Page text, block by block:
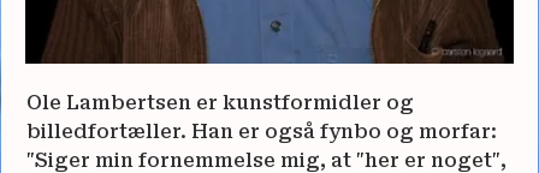
Ole Lambertsen er kunstformidler og
billedfortæller. Han er også fynbo og morfar:
"Siger min fornemmelse mig, at "her er noget",